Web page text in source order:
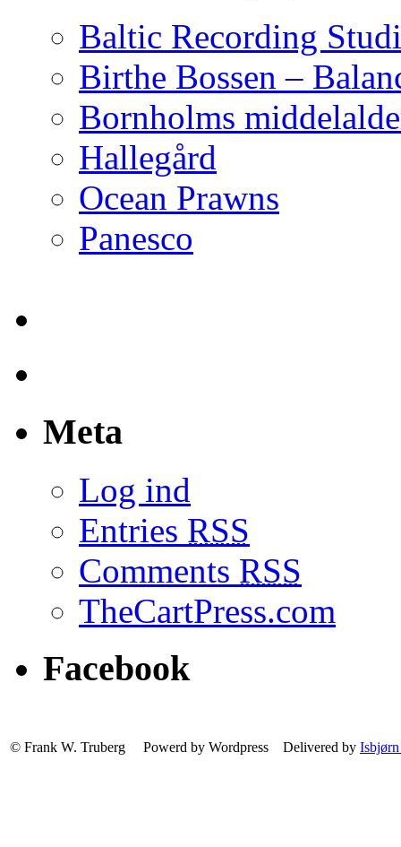
Baltic Recording
Birthe Bossen –
Bornholms
Hallegård
Ocean Prawns
Panesco
Meta
Log ind
Entries RSS
Comments RSS
TheCartPress.com
Facebook
© Frank W. Truberg Powerd by Wordpress Delivered by